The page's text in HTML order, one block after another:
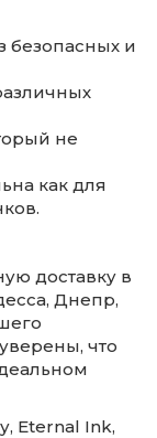
безопасных и
не
как для
доставку в
Днепр,
что
Eternal Ink,